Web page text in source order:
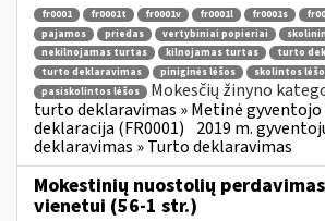
fr0001 fr0001t fr0001v fr0001l fr0001s
pajamos
priedas vertybiniai popieriai
nekilnojamas turtas
kilnojamas turtas
turto
turto deklaravimas
piniginės lėšos skolintos
pasiskolintos lėšos
Mokesčių žinyno
turto deklaravimas » Metinė
deklaracija (FR0001) 2019 m.
deklaravimas » Turto deklaravimas
Mokestinių nuostolių
vienetui (56-1 str.)